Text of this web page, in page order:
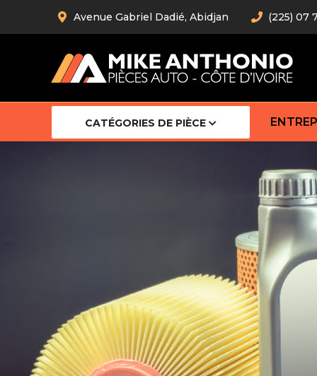
Avenue Gabriel Dadié, Abidjan (225) 07
CATÉGORIES DE PIÈCE
Barre
Barre
Robot
Bras
Cardan